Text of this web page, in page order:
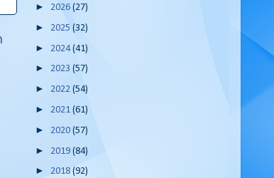
► 2026 (27)
► 2025 (32)
► 2024(41)
► 2023 (57)
► 2022 (54)
► 2021 (61)
► 2020 (57)
► 2019 (84)
► 2018 (92)